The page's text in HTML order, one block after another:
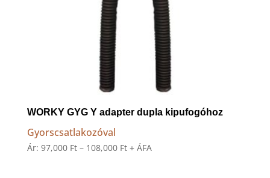
WORKY GYG Y adapter dupla kipufogóhoz
Gyorscsatlakozóval
Ár: 97,000 Ft – 108,000 FtÁrtartomány:
+ ÁFA